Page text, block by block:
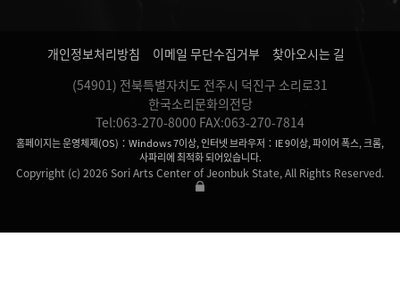
개인정보처리방침 이메일 무단수집거부
찾아오시는 길
(54901) 전북특별자치도 전주시 덕진구 소리로31
한국소리문화의전당
Tel:063-270-8000 FAX:063-270-7814
홈페이지는 운영체제(OS)：Windows 7이상, 인터넷 브라우저：IE 9이상, 파이어 폭스, 크롬,
사파리에 최적화 되어있습니다.
Copyright (c) 2026 Sori Arts Center of Jeonbuk State, All Rights Reserved.